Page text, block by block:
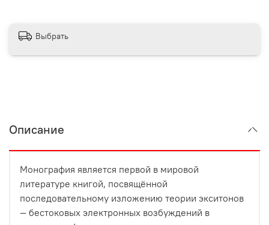
Выбрать
Описание
Монография является первой в мировой
литературе книгой, посвящённой
последовательному изложению теории экситонов
— бестоковых электронных возбуждений в